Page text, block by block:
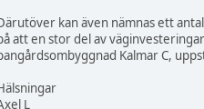
kan även nämnas ett
att en stor del av
Kalmar C,
L